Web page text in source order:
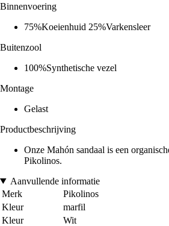
Binnenvoering
75%Koeienhuid 25%Varkensleer
Buitenzool
100%Synthetische vezel
Montage
Gelast
Productbeschrijving
Onze Mahón sandaal is een
Pikolinos.
Aanvullende informatie
Merk
Pikolinos
Kleur
marfil
Kleur
Wit